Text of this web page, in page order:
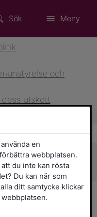
Sök Meny
och
dess utskott
(KSAU)
en
webbplatsen.
du inte kan rösta
Du kan när som
ditt samtycke klickar
webbplatsen.